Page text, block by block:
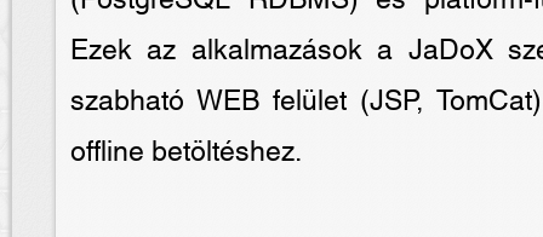
Ezek az alkalmazások a JaDoX
szabható WEB felület (JSP,
offline betöltéshez.